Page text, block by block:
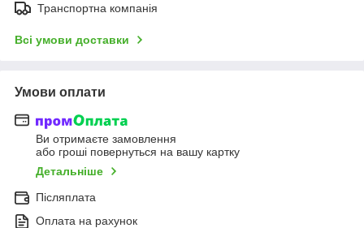
Транспортна компанія
Всі умови доставки
Умови оплати
Ви отримаєте замовлення
або гроші повернуться на вашу картку
Детальніше
Післяплата
Оплата на рахунок